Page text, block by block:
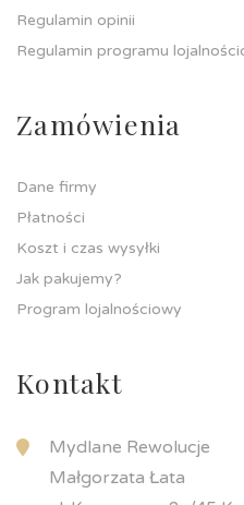
Regulamin opinii
Regulamin programu
Zamówienia
Dane firmy
Płatności
Koszt i czas wysyłki
Jak pakujemy?
Program lojalnościowy
Kontakt
Mydlane Rewolucje
Małgorzata Łata